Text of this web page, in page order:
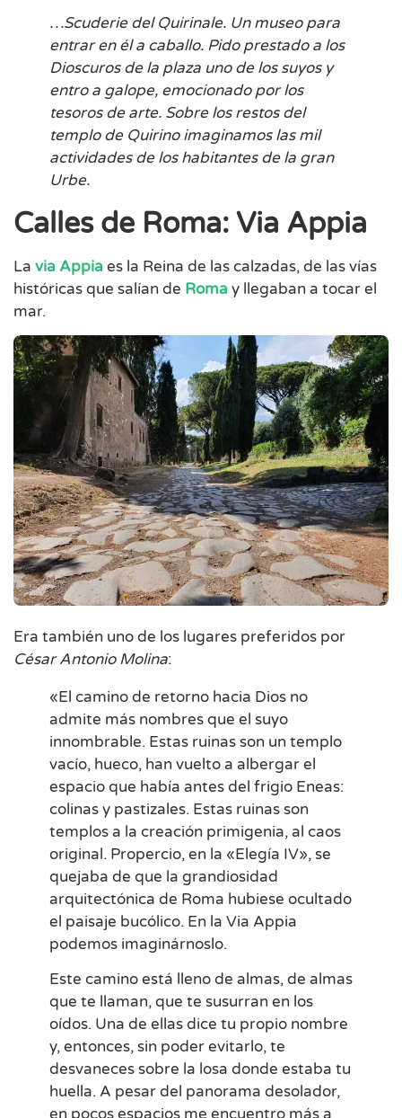
…Scuderie del Quirinale. Un museo para
entrar en él a caballo. Pido prestado a los
Dioscuros de la plaza uno de los suyos y
entro a galope, emocionado por los
tesoros de arte. Sobre los restos del
templo de Quirino imaginamos las mil
actividades de los habitantes de la gran
Urbe.
Calles de Roma: Via Appia
La via Appia es la Reina de las calzadas, de las vías
históricas que salían de Roma y llegaban a tocar el
mar.
Era también uno de los lugares preferidos por
César Antonio Molina:
«El camino de retorno hacia Dios no
admite más nombres que el suyo
innombrable. Estas ruinas son un templo
vacío, hueco, han vuelto a albergar el
espacio que había antes del frigio Eneas:
colinas y pastizales. Estas ruinas son
templos a la creación primigenia, al caos
original. Propercio, en la «Elegía IV», se
quejaba de que la grandiosidad
arquitectónica de Roma hubiese ocultado
el paisaje bucólico. En la Via Appia
podemos imaginárnoslo.
Este camino está lleno de almas, de almas
que te llaman, que te susurran en los
oídos. Una de ellas dice tu propio nombre
y, entonces, sin poder evitarlo, te
desvaneces sobre la losa donde estaba tu
huella. A pesar del panorama desolador,
en pocos espacios me encuentro más a